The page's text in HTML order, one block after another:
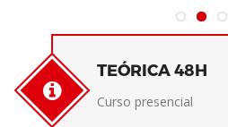
TEÓRICA 48H
Curso presencial